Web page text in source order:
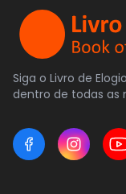
Siga o Livro de
dentro de todas as